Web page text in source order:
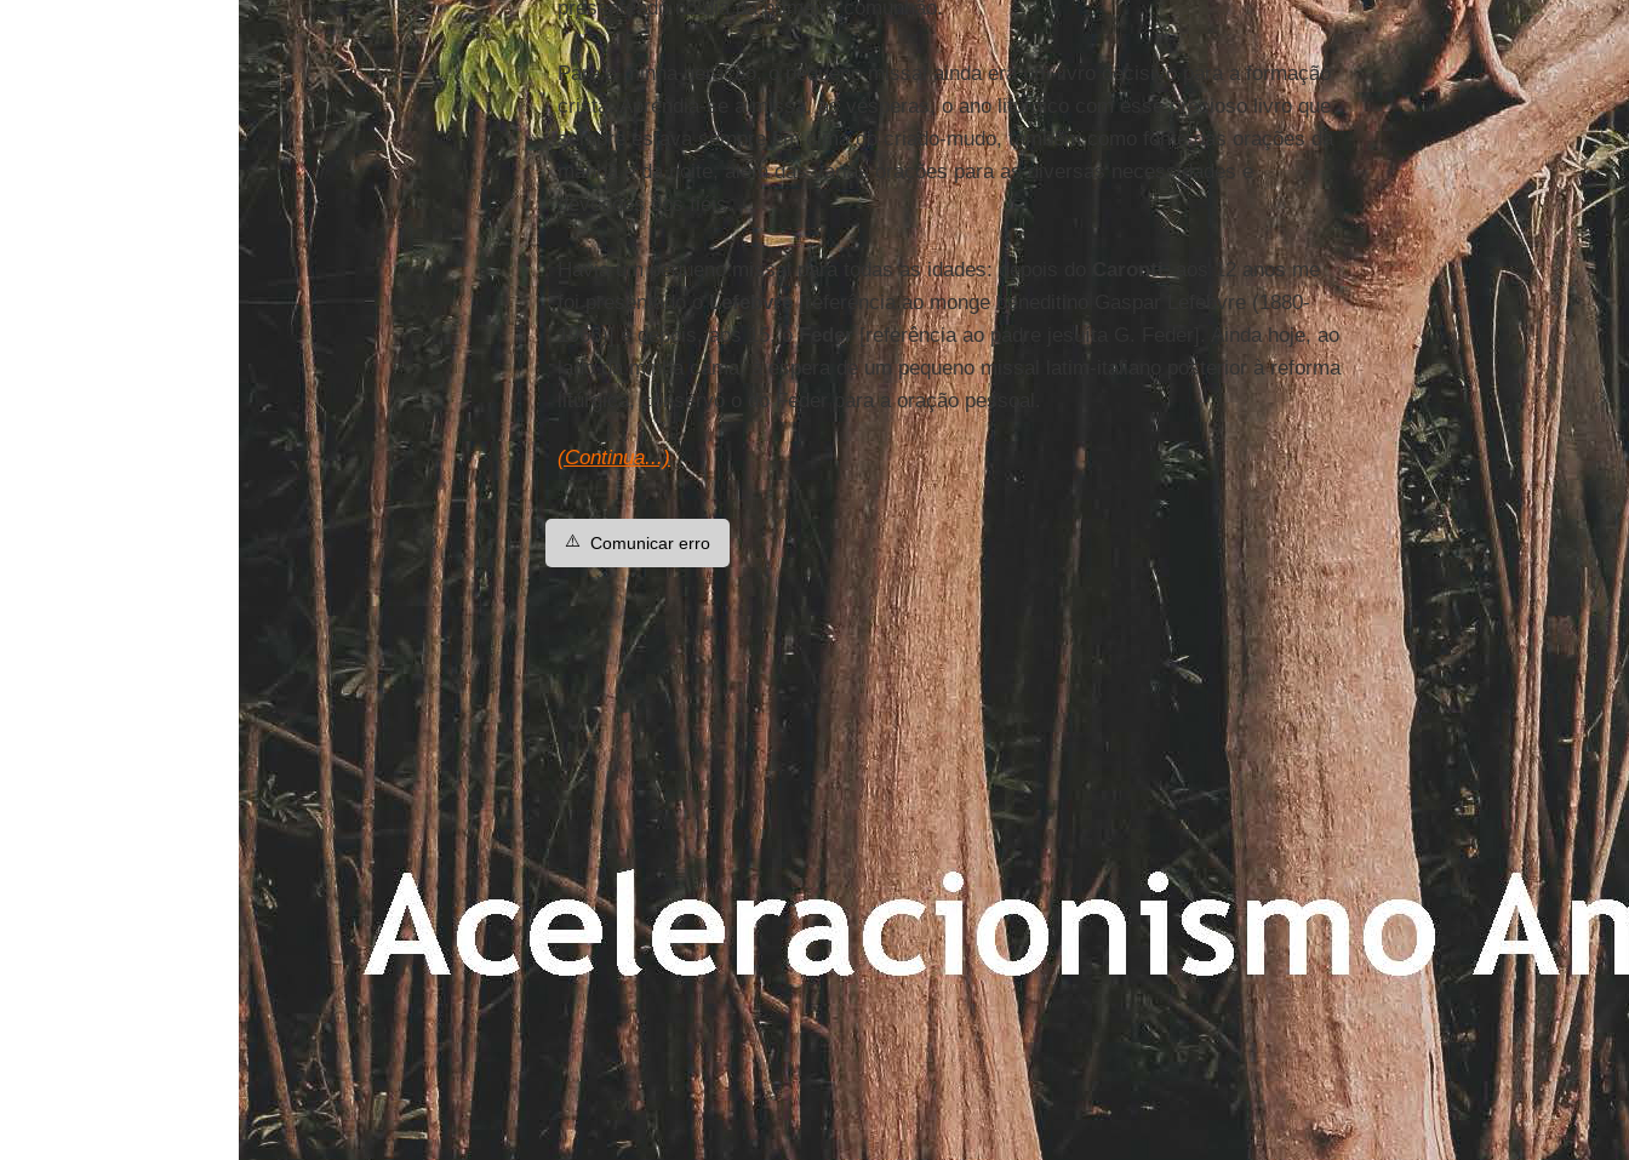
presenteado no dia da primeira comunhão.
Para a minha geração, o pequeno missal ainda era um livro decisivo para a formação
cristã. Aprendia-se a missa, as vésperas, o ano litúrgico com esse precioso livro que
sempre estava sempre em cima do criado-mudo, também como fonte das orações da
manhã e da noite, além das várias orações para as diversas necessidades e
devoções dos fiéis.
Havia um pequeno missal para todas as idades: depois do Caronti, aos 12 anos me
foi presentado o
Lefebvre[referência ao monge beneditino Gaspar Lefebvre (1880-
1966)] e depois, aos 15, oFeder [referência ao padre jesuíta G. Feder]. Ainda hoje, ao
lado da minha cama, à espera de um pequeno missal latim-italiano posterior à reforma
litúrgica, conservo o do Feder para a oração pessoal.
(Continua...)
⚠️ Comunicar erro